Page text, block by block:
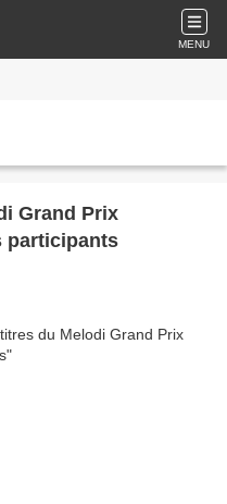
MENU
Grand Prix
participants